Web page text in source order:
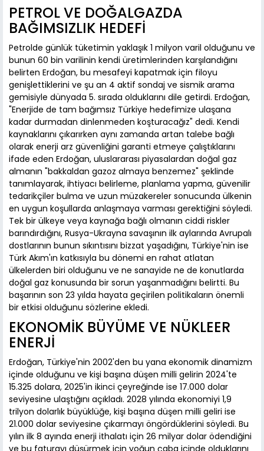
PETROL VE DOĞALGAZDA
BAĞIMSIZLIK HEDEFİ
Petrolde günlük tüketimin yaklaşık 1 milyon varil olduğunu ve
bunun 60 bin varilinin kendi üretimlerinden karşılandığını
belirten Erdoğan, bu mesafeyi kapatmak için filoyu
genişlettiklerini ve şu an 4 aktif sondaj ve sismik arama
gemisiyle dünyada 5. sırada olduklarını dile getirdi. Erdoğan,
"Enerjide de tam bağımsız Türkiye hedefimize ulaşana
kadar durmadan dinlenmeden koşturacağız" dedi. Kendi
kaynaklarını çıkarırken aynı zamanda artan talebe bağlı
olarak enerji arz güvenliğini garanti etmeye çalıştıklarını
ifade eden Erdoğan, uluslararası piyasalardan doğal gaz
almanın "bakkaldan gazoz almaya benzemez" şeklinde
tanımlayarak, ihtiyacı belirleme, planlama yapma, güvenilir
tedarikçiler bulma ve uzun müzakereler sonucunda ülkenin
en uygun koşullarda anlaşmaya varması gerektiğini söyledi.
Tek bir ülkeye veya kaynağa bağlı olmanın ciddi riskler
barındırdığını, Rusya-Ukrayna savaşının ilk aylarında Avrupalı
dostlarının bunun sıkıntısını bizzat yaşadığını, Türkiye'nin ise
Türk Akım'ın katkısıyla bu dönemi en rahat atlatan
ülkelerden biri olduğunu ve ne sanayide ne de konutlarda
doğal gaz konusunda bir sorun yaşanmadığını belirtti. Bu
başarının son 23 yılda hayata geçirilen politikaların önemli
bir etkisi olduğunu sözlerine ekledi.
EKONOMİK BÜYÜME VE NÜKLEER
ENERJİ
Erdoğan, Türkiye'nin 2002'den bu yana ekonomik dinamizm
içinde olduğunu ve kişi başına düşen milli gelirin 2024'te
15.325 dolara, 2025'in ikinci çeyreğinde ise 17.000 dolar
seviyesine ulaştığını açıkladı. 2028 yılında ekonomiyi 1,9
trilyon dolarlık büyüklüğe, kişi başına düşen milli geliri ise
21.000 dolar seviyesine çıkarmayı öngördüklerini söyledi. Bu
yılın ilk 8 ayında enerji ithalatı için 26 milyar dolar ödendiğini